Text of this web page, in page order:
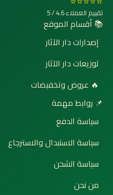
تقييم العملاء 4.6 / 5
📚 أقسام الموقع
إصدارات دار الآثار
توزيعات دار الآثار
🔥 عروض وتخفيضات
📌 روابط مهمة
سياسة الدفع
سياسة الاستبدال والاسترجاع
سياسة الشحن
من نحن